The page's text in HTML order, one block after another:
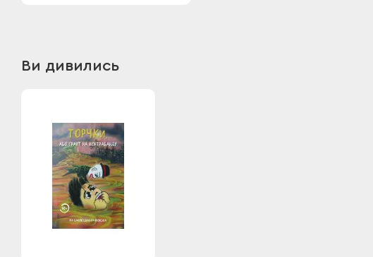
Ви дивились